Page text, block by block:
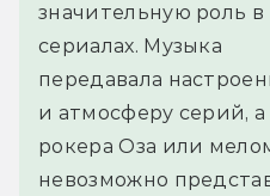
значительную роль в
сериалах. Музыка
передавала
и атмосферу серий,
рокера Оза или
невозможно